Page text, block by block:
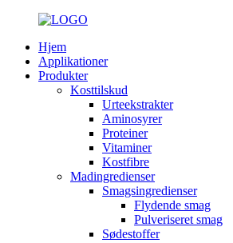
Hjem
Applikationer
Produkter
Kosttilskud
Urteekstrakter
Aminosyrer
Proteiner
Vitaminer
Kostfibre
Madingredienser
Smagsingredienser
Flydende smag
Pulveriseret smag
Sødestoffer